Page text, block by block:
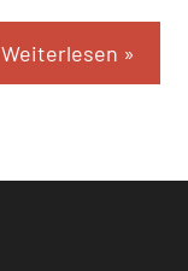
Weiterlesen